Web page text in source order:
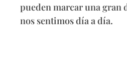
pueden marcar una gran
nos sentimos día a día.